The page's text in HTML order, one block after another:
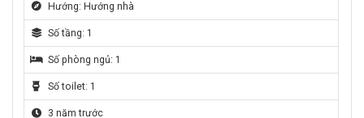
Hướng: Hướng nhà
Số tầng: 1
Số phòng ngủ: 1
Số toilet: 1
3 năm trước